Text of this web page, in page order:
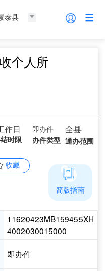
泰县
个人所
作日
时限
即办件
办件类型
全县
通办范围
收藏
11620423MB159455XH
4002030015000
即办件
简版指南